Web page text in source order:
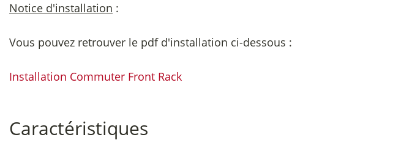
Notice d'installation :
Vous pouvez retrouver le pdf d'installation ci-dessous :
Installation Commuter Front Rack
Caractéristiques